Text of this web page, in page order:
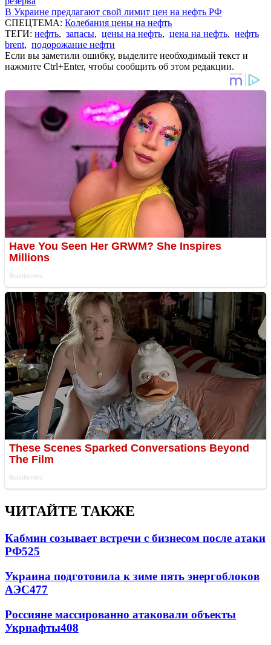
В Украине предлагают свой лимит цен на нефть РФ
СПЕЦТЕМА: Колебания цены на нефть
ТЕГИ: нефть, запасы, цены на нефть, цена на нефть, нефть
brent, подорожание нефти
Если вы заметили ошибку, выделите необходимый текст и
нажмите Ctrl+Enter, чтобы сообщить об этом редакции.
ЧИТАЙТЕ ТАКЖЕ
Кабмин созывает встречи с бизнесом после атаки
РФ525
Украина подготовила к зиме пять энергоблоков
АЭС477
Россияне массированно атаковали объекты
Укрнафты408